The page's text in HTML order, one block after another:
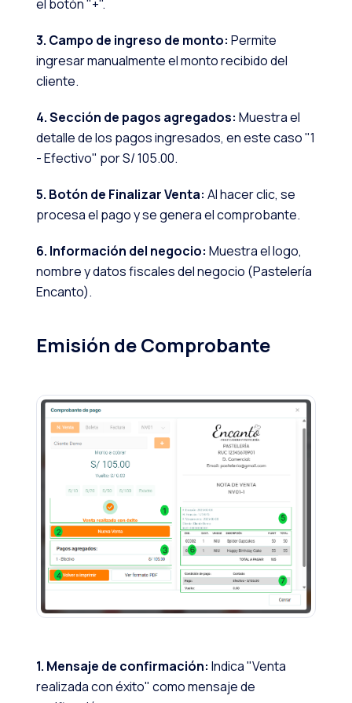
el botón "+".
3. Campo de ingreso de monto: Permite
ingresar manualmente el monto recibido del
cliente.
4. Sección de pagos agregados: Muestra el
detalle de los pagos ingresados, en este caso "1
- Efectivo" por S/ 105.00.
5. Botón de Finalizar Venta: Al hacer clic, se
procesa el pago y se genera el comprobante.
6. Información del negocio: Muestra el logo,
nombre y datos fiscales del negocio (Pastelería
Encanto).
Emisión de Comprobante
1. Mensaje de confirmación: Indica "Venta
realizada con éxito" como mensaje de